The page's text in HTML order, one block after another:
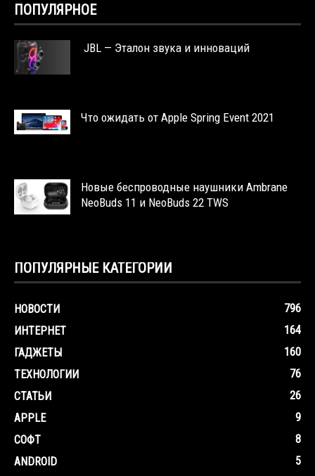
ПОПУЛЯРНОЕ
JBL — Эталон звука и инноваций
Что ожидать от Apple Spring Event 2021
Новые беспроводные наушники Ambrane
NeoBuds 11 и NeoBuds 22 TWS
ПОПУЛЯРНЫЕ КАТЕГОРИИ
НОВОСТИ
796
ИНТЕРНЕТ
164
ГАДЖЕТЫ
160
ТЕХНОЛОГИИ
76
СТАТЬИ
26
APPLE
9
СОФТ
8
ANDROID
5